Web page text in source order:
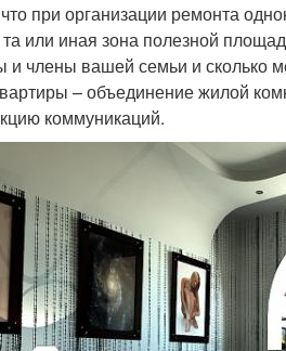
при организации ремонта
или иная зона полезной
и члены вашей семьи и сколько
– объединение жилой
коммуникаций.